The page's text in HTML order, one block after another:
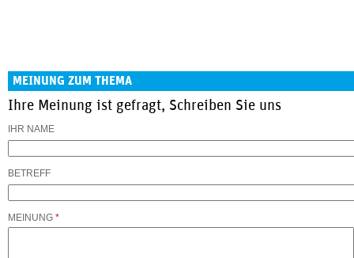
MEINUNG ZUM THEMA
Ihre Meinung ist gefragt, Schreiben Sie uns
IHR NAME
BETREFF
MEINUNG *